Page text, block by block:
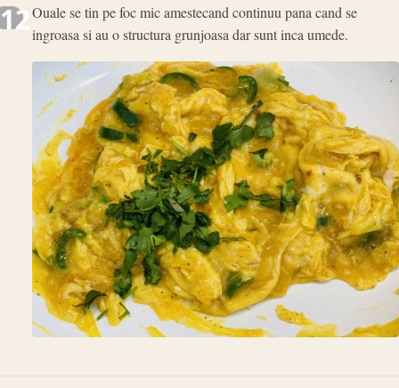
12Ouale se tin pe foc mic amestecand continuu pana cand se
ingroasa si au o structura grunjoasa dar sunt inca umede.